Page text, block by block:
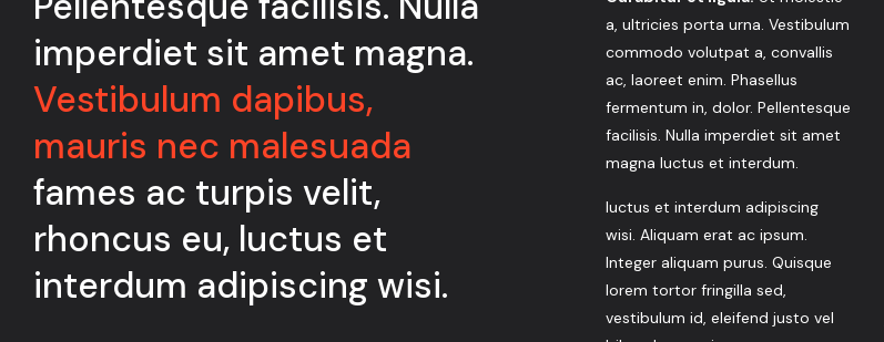
imperdiet sit amet magna.
Vestibulum dapibus,
mauris nec malesuada
fames ac turpis velit,
rhoncus eu, luctus et
interdum adipiscing wisi.
a, ultricies porta urna. Vestibulum
commodo volutpat a, convallis
ac, laoreet enim. Phasellus
fermentum in, dolor. Pellentesque
facilisis. Nulla imperdiet sit amet
magna luctus et interdum.
luctus et interdum adipiscing
wisi. Aliquam erat ac ipsum.
Integer aliquam purus. Quisque
lorem tortor fringilla sed,
vestibulum id, eleifend justo vel